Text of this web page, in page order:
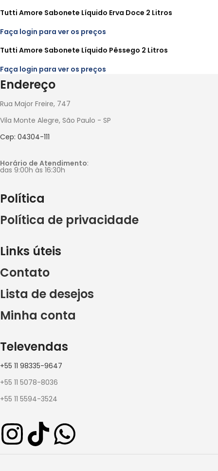
Tutti Amore Sabonete Líquido Erva Doce 2 Litros
Faça login para ver os preços
Tutti Amore Sabonete Líquido Pêssego 2 Litros
Faça login para ver os preços
Endereço
Rua Major Freire, 747
Vila Monte Alegre, São Paulo - SP
Cep: 04304-111
Horário de Atendimento:
das 9:00h às 16:30h
Política
Política de privacidade
Links úteis
Contato
Lista de desejos
Minha conta
Televendas
+55 11 98335-9647
+55 11 5078-8036
+55 11 5594-3524